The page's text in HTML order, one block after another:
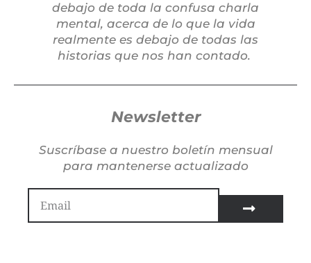
debajo de toda la confusa charla
mental, acerca de lo que la vida
realmente es debajo de todas las
historias que nos han contado.
Newsletter
Suscríbase a nuestro boletín mensual
para mantenerse actualizado